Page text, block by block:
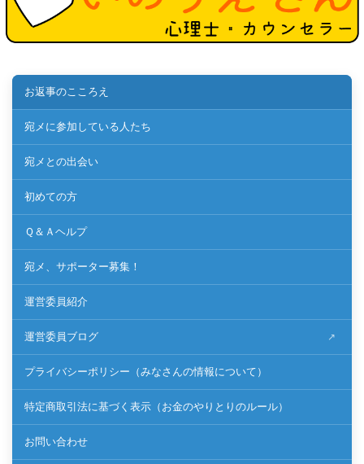
お返事のこころえ
宛メに参加している人たち
宛メとの出会い
初めての方
Ｑ＆Ａヘルプ
宛メ、サポーター募集！
運営委員紹介
運営委員ブログ
プライバシーポリシー（みなさんの情報について）
特定商取引法に基づく表示（お金のやりとりのルール）
お問い合わせ